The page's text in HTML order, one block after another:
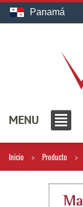
Panamá
MENU
Inicio Producto